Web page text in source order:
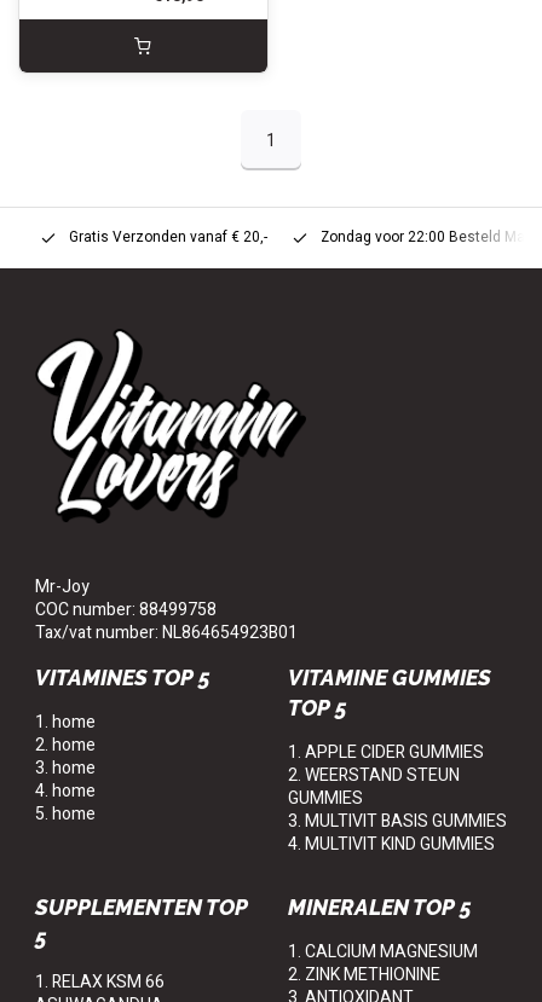
1
Gratis Verzonden vanaf € 20,- Zondag voor 22:00 Besteld
Mr-Joy
COC number: 88499758
Tax/vat number: NL864654923B01
VITAMINES TOP 5
1. home
2. home
3. home
4. home
5. home
VITAMINE GUMMIES
TOP 5
1. APPLE CIDER GUMMIES
2. WEERSTAND STEUN
GUMMIES
3. MULTIVIT BASIS GUMMIES
4. MULTIVIT KIND GUMMIES
SUPPLEMENTEN TOP
5
1. RELAX KSM 66
MINERALEN TOP 5
1. CALCIUM MAGNESIUM
2. ZINK METHIONINE